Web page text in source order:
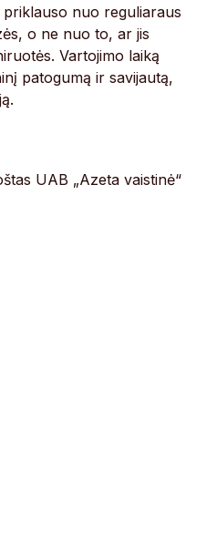
nuo reguliaraus
o ne nuo to, ar jis
Vartojimo laiką
patogumą ir savijautą,
UAB „Azeta vaistinė“